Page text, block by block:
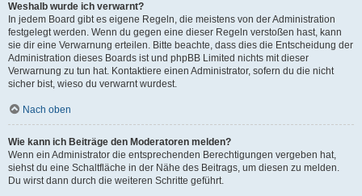
Weshalb wurde ich verwarnt?
In jedem Board gibt es eigene Regeln, die meistens von der Administration
festgelegt werden. Wenn du gegen eine dieser Regeln verstoßen hast, kann
sie dir eine Verwarnung erteilen. Bitte beachte, dass dies die Entscheidung der
Administration dieses Boards ist und phpBB Limited nichts mit dieser
Verwarnung zu tun hat. Kontaktiere einen Administrator, sofern du die nicht
sicher bist, wieso du verwarnt wurdest.
Nach oben
Wie kann ich Beiträge den Moderatoren melden?
Wenn ein Administrator die entsprechenden Berechtigungen vergeben hat,
siehst du eine Schaltfläche in der Nähe des Beitrags, um diesen zu melden.
Du wirst dann durch die weiteren Schritte geführt.